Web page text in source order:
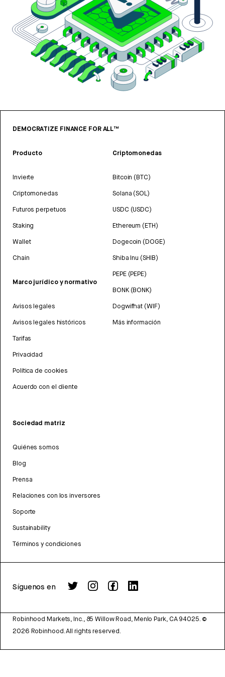
DEMOCRATIZE FINANCE FOR ALL™
Producto
Invierte
Criptomonedas
Futuros perpetuos
Staking
Wallet
Chain
Marco jurídico y normativo
Avisos legales
Avisos legales históricos
Tarifas
Privacidad
Política de cookies
Acuerdo con el cliente
Criptomonedas
Bitcoin (BTC)
Solana (SOL)
USDC (USDC)
Ethereum (ETH)
Dogecoin (DOGE)
Shiba Inu (SHIB)
PEPE (PEPE)
BONK (BONK)
Dogwifhat (WIF)
Más información
Sociedad matriz
Quiénes somos
Blog
Prensa
Relaciones con los inversores
Soporte
Sustainability
Términos y condiciones
Síguenos en
Robinhood Markets, Inc., 85 Willow Road, Menlo Park, CA 94025. ©
2026 Robinhood. All rights reserved.